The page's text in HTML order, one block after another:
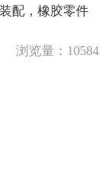
配，橡胶零件
浏览量：10584